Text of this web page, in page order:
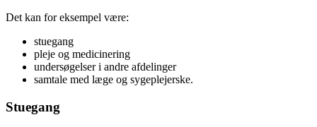
Det kan for eksempel være:
stuegang
pleje og medicinering
undersøgelser i andre afdelinger
samtale med læge og sygeplejerske.
Stuegang